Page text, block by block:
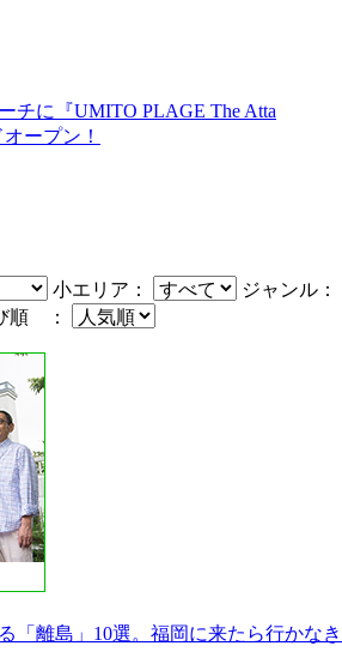
チに『UMITO PLAGE The Atta
ープン！
小エリア：
ジャンル：
順 ：
「離島」10選。福岡に来たら行かなき